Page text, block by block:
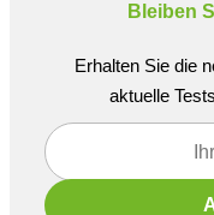
Bleiben
Erhalten Sie die
aktuelle